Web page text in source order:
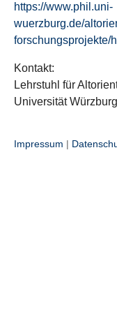
https://www.phil.uni-
wuerzburg.de/
forschungsprojekte/
Kontakt:
Lehrstuhl für
Universität Würzburg
Impressum |